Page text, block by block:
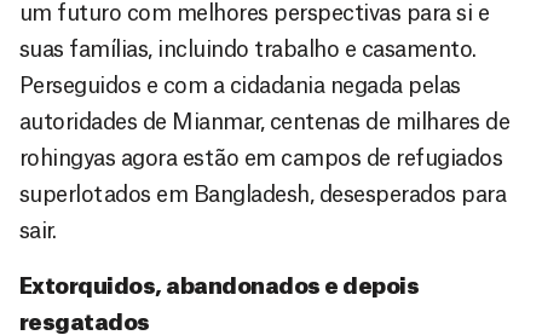
um futuro com melhores perspectivas para si e
suas famílias, incluindo trabalho e casamento.
Perseguidos e com a cidadania negada pelas
autoridades de Mianmar, centenas de milhares de
rohingyas agora estão em campos de refugiados
superlotados em Bangladesh, desesperados para
sair.
Extorquidos, abandonados e depois
resgatados